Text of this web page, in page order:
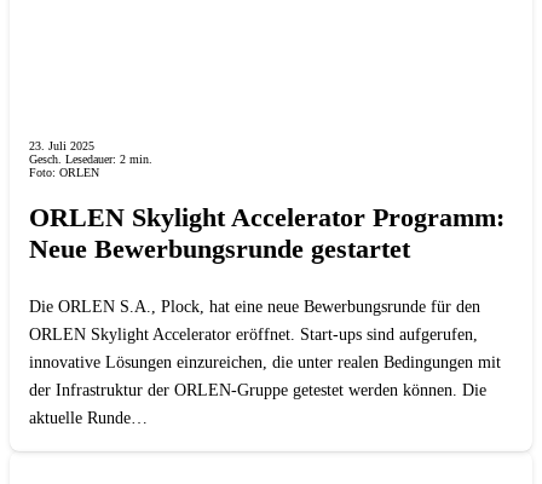
23. Juli 2025
Gesch. Lesedauer: 2 min.
Foto: ORLEN
ORLEN Skylight Accelerator Programm:
Neue Bewerbungsrunde gestartet
Die ORLEN S.A., Plock, hat eine neue Bewerbungsrunde für den
ORLEN Skylight Accelerator eröffnet. Start-ups sind aufgerufen,
innovative Lösungen einzureichen, die unter realen Bedingungen mit
der Infrastruktur der ORLEN-Gruppe getestet werden können. Die
aktuelle Runde…